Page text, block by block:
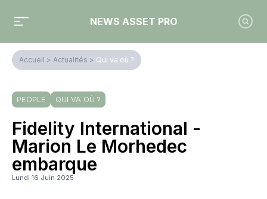
NEWS ASSET PRO
Accueil > Actualités > Qui va où ?
PEOPLE QUI VA OÙ ?
Fidelity International -
Marion Le Morhedec
embarque
Lundi 16 Juin 2025